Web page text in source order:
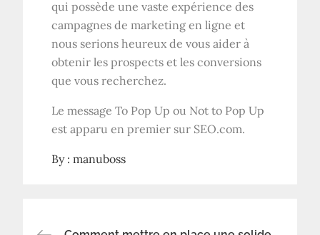
qui possède une vaste expérience des
campagnes de marketing en ligne et
nous serions heureux de vous aider à
obtenir les prospects et les conversions
que vous recherchez.
Le message To Pop Up ou Not to Pop Up
est apparu en premier sur SEO.com.
By :manuboss